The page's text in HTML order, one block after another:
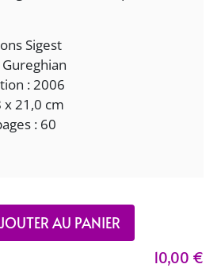
Sigest
: 2006
x 21,0 cm
: 60
AU PANIER
10,00 €